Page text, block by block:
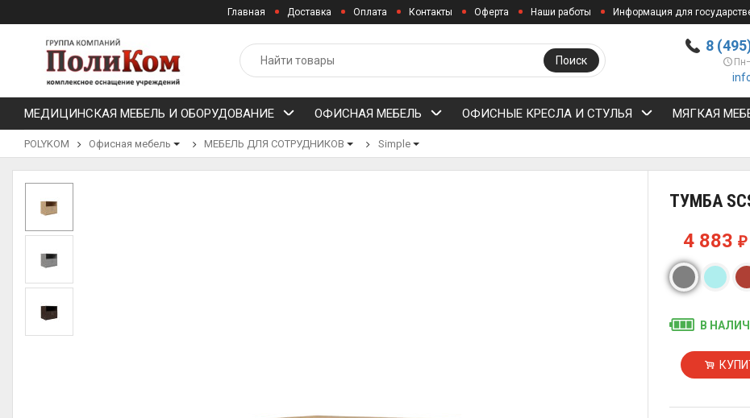
Главная Доставка Оплата Контакты Оферта Наши работы Информация для
8
Поиск
МЕДИЦИНСКАЯ МЕБЕЛЬ И ОБОРУДОВАНИЕ ОФИСНАЯ МЕБЕЛЬ ОФИСНЫЕ КРЕСЛА И СТУЛЬЯ МЯГКАЯ
POLYKOM Офисная мебель МЕБЕЛЬ ДЛЯ СОТРУДНИКОВ Simple
ТУМБА
4 883₽
В